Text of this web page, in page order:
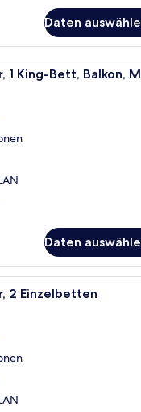
Daten
Ein
1 King-Bett, Balkon,
Daten
Ein
2 Einzelbetten